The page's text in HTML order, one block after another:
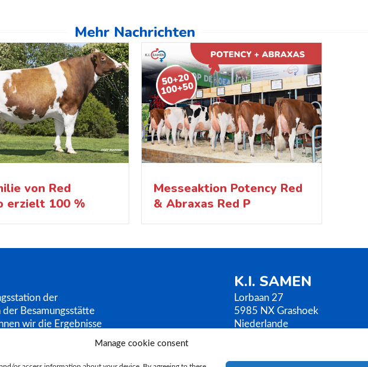
Manage cookie consent
Mehr Nachrichten
von Red
erzielt 100 %
Messeaktion Potency Red
& Abraxas Red P
der
Besamungsstätte
wir die Ergebnisse
Zucht.
K.I. SAMEN
Lorbaan 27
5985 NX Grashoek
Niederlande